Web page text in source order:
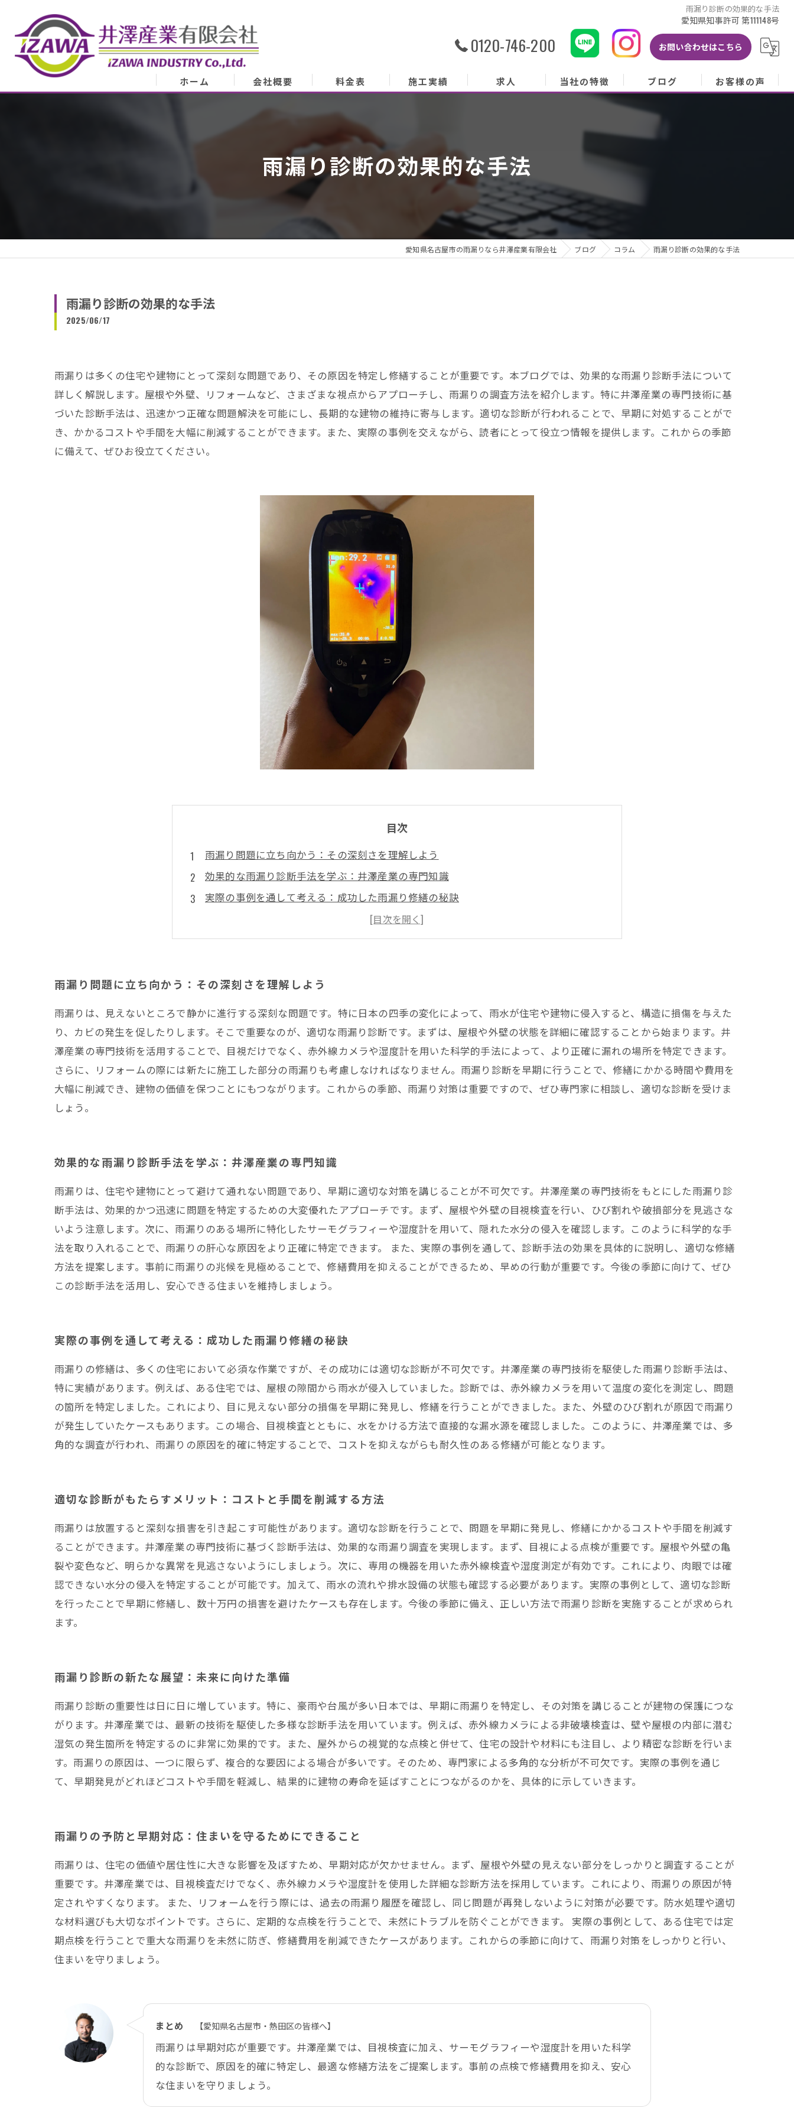
雨漏り診断の効果的な手法
愛知県知事許可 第111148号
0120-746-200 お問い合わせはこちら
ホーム 会社概要
会社概要
代表あいさつ
アクセス
料金表 施工実績 求人 当社の特徴
塗り替え
雨樋
修理
ブログ
ブログ
コラム
お客様の声
雨漏り診断の効果的な手法
愛知県名古屋市の雨漏りなら井澤産業有限会社 ブログ コラム 雨漏り診断の効果的な手法
雨漏り診断の効果的な手法
2025/06/17
雨漏りは多くの住宅や建物にとって深刻な問題であり、その原因を特定し修繕することが重要です。本ブログでは、効果的な雨漏り診断手法について
詳しく解説します。屋根や外壁、リフォームなど、さまざまな視点からアプローチし、雨漏りの調査方法を紹介します。特に井澤産業の専門技術に基
づいた診断手法は、迅速かつ正確な問題解決を可能にし、長期的な建物の維持に寄与します。適切な診断が行われることで、早期に対処することがで
き、かかるコストや手間を大幅に削減することができます。また、実際の事例を交えながら、読者にとって役立つ情報を提供します。これからの季節
に備えて、ぜひお役立てください。
目次
雨漏り問題に立ち向かう：その深刻さを理解しよう
効果的な雨漏り診断手法を学ぶ：井澤産業の専門知識
実際の事例を通して考える：成功した雨漏り修繕の秘訣
適切な診断がもたらすメリット：コストと手間を削減する方法
雨漏り診断の新たな展望：未来に向けた準備
まとめ
雨漏り問題に立ち向かう：その深刻さを理解しよう
雨漏りは、見えないところで静かに進行する深刻な問題です。特に日本の四季の変化によって、雨水が住宅や建物に侵入すると、構造に損傷を与えた
り、カビの発生を促したりします。そこで重要なのが、適切な雨漏り診断です。まずは、屋根や外壁の状態を詳細に確認することから始まります。井
澤産業の専門技術を活用することで、目視だけでなく、赤外線カメラや湿度計を用いた科学的手法によって、より正確に漏れの場所を特定できます。
さらに、リフォームの際には新たに施工した部分の雨漏りも考慮しなければなりません。雨漏り診断を早期に行うことで、修繕にかかる時間や費用を
大幅に削減でき、建物の価値を保つことにもつながります。これからの季節、雨漏り対策は重要ですので、ぜひ専門家に相談し、適切な診断を受けま
しょう。
効果的な雨漏り診断手法を学ぶ：井澤産業の専門知識
雨漏りは、住宅や建物にとって避けて通れない問題であり、早期に適切な対策を講じることが不可欠です。井澤産業の専門技術をもとにした雨漏り診
断手法は、効果的かつ迅速に問題を特定するための大変優れたアプローチです。まず、屋根や外壁の目視検査を行い、ひび割れや破損部分を見逃さな
いよう注意します。次に、雨漏りのある場所に特化したサーモグラフィーや湿度計を用いて、隠れた水分の侵入を確認します。このように科学的な手
法を取り入れることで、雨漏りの肝心な原因をより正確に特定できます。 また、実際の事例を通して、診断手法の効果を具体的に説明し、適切な修繕
方法を提案します。事前に雨漏りの兆候を見極めることで、修繕費用を抑えることができるため、早めの行動が重要です。今後の季節に向けて、ぜひ
この診断手法を活用し、安心できる住まいを維持しましょう。
実際の事例を通して考える：成功した雨漏り修繕の秘訣
雨漏りの修繕は、多くの住宅において必須な作業ですが、その成功には適切な診断が不可欠です。井澤産業の専門技術を駆使した雨漏り診断手法は、
特に実績があります。例えば、ある住宅では、屋根の隙間から雨水が侵入していました。診断では、赤外線カメラを用いて温度の変化を測定し、問題
の箇所を特定しました。これにより、目に見えない部分の損傷を早期に発見し、修繕を行うことができました。また、外壁のひび割れが原因で雨漏り
が発生していたケースもあります。この場合、目視検査とともに、水をかける方法で直接的な漏水源を確認しました。このように、井澤産業では、多
角的な調査が行われ、雨漏りの原因を的確に特定することで、コストを抑えながらも耐久性のある修繕が可能となります。
適切な診断がもたらすメリット：コストと手間を削減する方法
雨漏りは放置すると深刻な損害を引き起こす可能性があります。適切な診断を行うことで、問題を早期に発見し、修繕にかかるコストや手間を削減す
ることができます。井澤産業の専門技術に基づく診断手法は、効果的な雨漏り調査を実現します。まず、目視による点検が重要です。屋根や外壁の亀
裂や変色など、明らかな異常を見逃さないようにしましょう。次に、専用の機器を用いた赤外線検査や湿度測定が有効です。これにより、肉眼では確
認できない水分の侵入を特定することが可能です。加えて、雨水の流れや排水設備の状態も確認する必要があります。実際の事例として、適切な診断
を行ったことで早期に修繕し、数十万円の損害を避けたケースも存在します。今後の季節に備え、正しい方法で雨漏り診断を実施することが求められ
ます。
雨漏り診断の新たな展望：未来に向けた準備
雨漏り診断の重要性は日に日に増しています。特に、豪雨や台風が多い日本では、早期に雨漏りを特定し、その対策を講じることが建物の保護につな
がります。井澤産業では、最新の技術を駆使した多様な診断手法を用いています。例えば、赤外線カメラによる非破壊検査は、壁や屋根の内部に潜む
湿気の発生箇所を特定するのに非常に効果的です。また、屋外からの視覚的な点検と併せて、住宅の設計や材料にも注目し、より精密な診断を行いま
す。雨漏りの原因は、一つに限らず、複合的な要因による場合が多いです。そのため、専門家による多角的な分析が不可欠です。実際の事例を通じ
て、早期発見がどれほどコストや手間を軽減し、結果的に建物の寿命を延ばすことにつながるのかを、具体的に示していきます。
雨漏りの予防と早期対応：住まいを守るためにできること
雨漏りは、住宅の価値や居住性に大きな影響を及ぼすため、早期対応が欠かせません。まず、屋根や外壁の見えない部分をしっかりと調査することが
重要です。井澤産業では、目視検査だけでなく、赤外線カメラや湿度計を使用した詳細な診断方法を採用しています。これにより、雨漏りの原因が特
定されやすくなります。 また、リフォームを行う際には、過去の雨漏り履歴を確認し、同じ問題が再発しないように対策が必要です。防水処理や適切
な材料選びも大切なポイントです。さらに、定期的な点検を行うことで、未然にトラブルを防ぐことができます。 実際の事例として、ある住宅では定
期点検を行うことで重大な雨漏りを未然に防ぎ、修繕費用を削減できたケースがあります。これからの季節に向けて、雨漏り対策をしっかりと行い、
住まいを守りましょう。
まとめ 【愛知県名古屋市・熱田区の皆様へ】
雨漏りは早期対応が重要です。井澤産業では、目視検査に加え、サーモグラフィーや湿度計を用いた科学
的な診断で、原因を的確に特定し、最適な修繕方法をご提案します。事前の点検で修繕費用を抑え、安心
な住まいを守りましょう。